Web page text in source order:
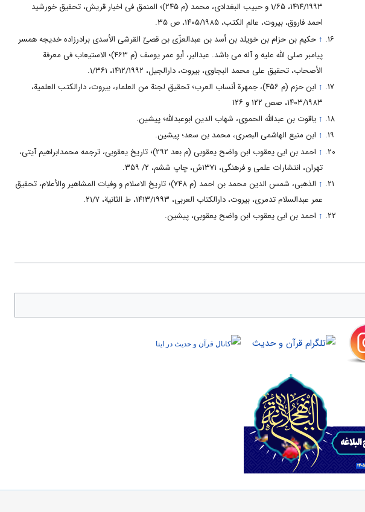
۱۴۱۴/۱۹۹۳، ۱/۶۵ و حبیب البغدادی، محمد (م ۲۴۵)؛ المنمق فى اخبار قریش، تحقیق خورشید
احمد فاروق، بیروت، عالم الکتب، ۱۴۰۵/۱۹۸۵، ص ۳۵.
↑ حکیم بن حزام بن خویلد بن أسد بن عبدالعزّی بن قصیّ القرشی الأسدی برادرزاده خدیجه همسر
پیامبر صلی الله علیه و آله می باشد. عبدالبر، أبو عمر یوسف (م ۴۶۳)؛ الاستیعاب فی معرفة
الأصحاب، تحقیق علی محمد البجاوی، بیروت، دارالجیل، ۱۴۱۲/۱۹۹۲، ۱/۳۶۱.
↑
ابن حزم (م ۴۵۶)، جمهرة أنساب العرب؛ تحقیق لجنة من العلماء، بیروت، دارالکتب العلمیة،
۱۴۰۳/۱۹۸۳، صص ۱۲۲ و ۱۲۶
↑ یاقوت بن عبدالله الحموی، شهاب الدین ابوعبدالله؛ پیشین.
↑ ابن منیع الهاشمی البصری، محمد بن سعد؛ پیشین.
↑
احمد بن ابی یعقوب ابن واضح یعقوبی (م بعد ۲۹۲)؛ تاریخ یعقوبی، ترجمه محمدابراهیم آیتی،
تهران، انتشارات علمی و فرهنگی، ۱۳۷۱ش، چاپ ششم، ۲/ ۳۵۹.
↑
الذهبی، شمس الدین محمد بن احمد (م ۷۴۸)؛ تاریخ الاسلام و وفیات المشاهیر والأعلام، تحقیق
عمر عبدالسلام تدمری، بیروت، دارالکتاب العربی، ۱۴۱۳/۱۹۹۳، ط الثانیة، ۲۱/۷.
↑ احمد بن ابی یعقوب ابن واضح یعقوبی، پیشین.